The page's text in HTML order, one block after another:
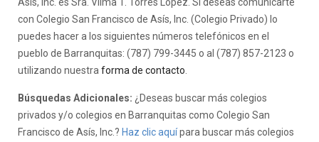
con Colegio San Francisco de Asís, Inc. (Colegio Privado) lo
puedes hacer a los siguientes números telefónicos en el
pueblo de Barranquitas: (787) 799-3445 o al (787) 857-2123 o
utilizando nuestra forma de contacto
Búsquedas Adicionales: ¿Deseas buscar más colegios
privados y/o colegios en Barranquitas como Colegio San
Francisco de Asís, Inc.? Haz clic aquípara buscar más colegios